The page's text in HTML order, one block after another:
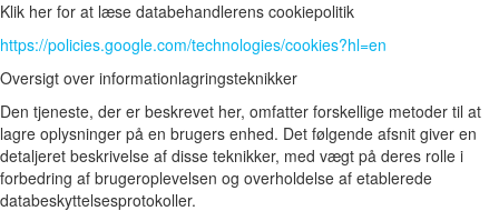
Klik her for at læse databehandlerens cookiepolitik
https://policies.google.com/technologies/cookies?hl=en
Oversigt over informationlagringsteknikker
Den tjeneste, der er beskrevet her, omfatter forskellige metoder til at
lagre oplysninger på en brugers enhed. Det følgende afsnit giver en
detaljeret beskrivelse af disse teknikker, med vægt på deres rolle i
forbedring af brugeroplevelsen og overholdelse af etablerede
databeskyttelsesprotokoller.